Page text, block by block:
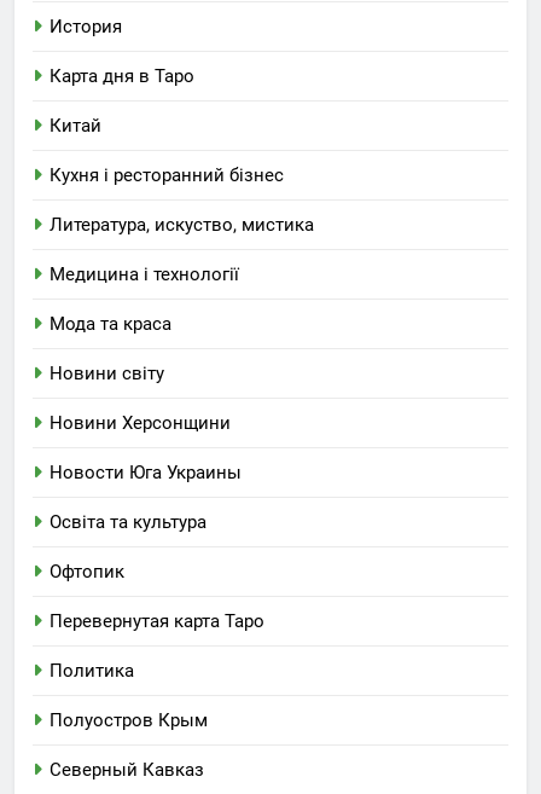
История
Карта дня в Таро
Китай
Кухня і ресторанний бізнес
Литература, искуство, мистика
Медицина і технології
Мода та краса
Новини світу
Новини Херсонщини
Новости Юга Украины
Освіта та культура
Офтопик
Перевернутая карта Таро
Политика
Полуостров Крым
Северный Кавказ